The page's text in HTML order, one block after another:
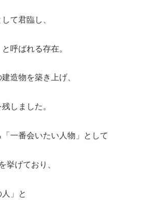
て君臨し、
呼ばれる存在。
造物を築き上げ、
しました。
一番会いたい人物」として
挙げており、
」と